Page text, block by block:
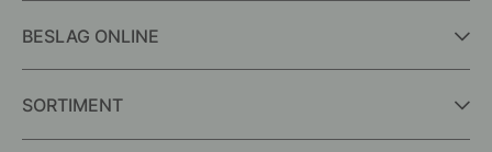
BESLAG ONLINE
SORTIMENT